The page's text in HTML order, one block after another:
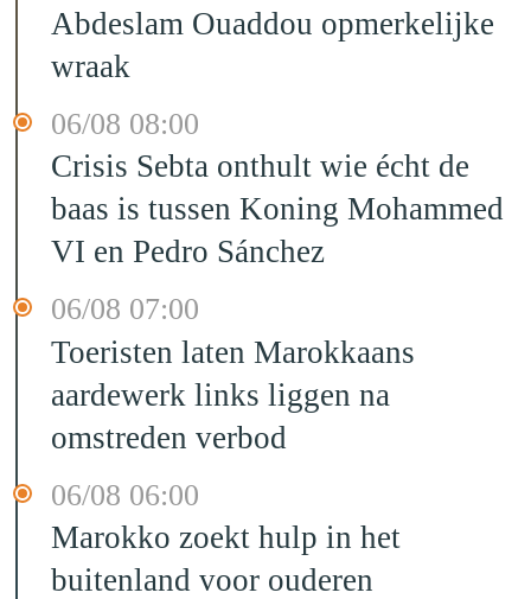
Abdeslam Ouaddou opmerkelijke
wraak
06/08 08:00
Crisis Sebta onthult wie écht de
baas is tussen Koning Mohammed
VI en Pedro Sánchez
06/08 07:00
Toeristen laten Marokkaans
aardewerk links liggen na
omstreden verbod
06/08 06:00
Marokko zoekt hulp in het
buitenland voor ouderen